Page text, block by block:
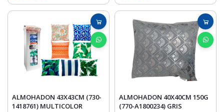
ALMOHADON 43X43CM (730-
1418761) MULTICOLOR
ALMOHADON 40X40CM 150G
(770-A1800234) GRIS